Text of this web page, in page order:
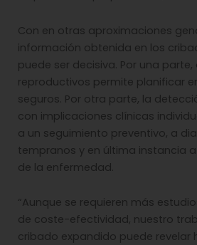
Con en otras aproximaciones
información obtenida en los
puede ser decisiva. Por una
reproductivos permite planificar
seguros. Por otra parte, la
con implicaciones clínicas
a un seguimiento preventivo, a
tempranos y en última instancia
de la enfermedad.
“Aunque se requieren más
de coste-efectividad, nuestro
cribado expandido puede revelar